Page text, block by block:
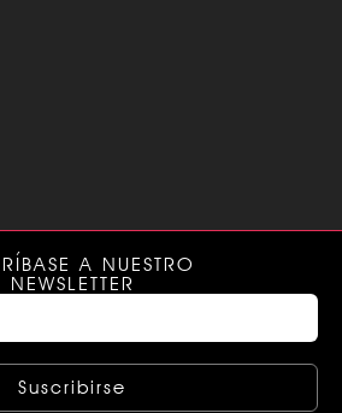
A NUESTRO
NEWSLETTER
Suscribirse